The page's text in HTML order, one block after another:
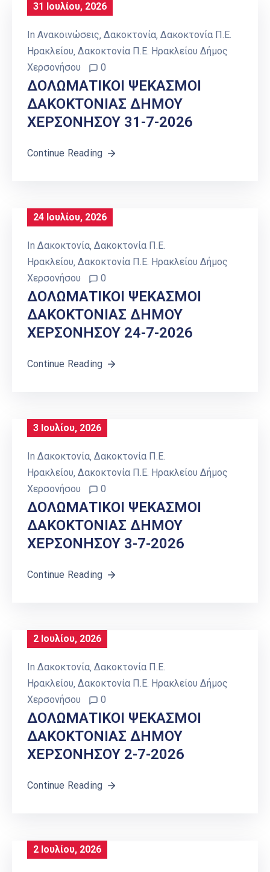
31 Ιουλίου, 2026
In Ανακοινώσεις‚ Δακοκτονία‚ Δακοκτονία Π.Ε.
Ηρακλείου‚ Δακοκτονία Π.Ε. Ηρακλείου Δήμος
Χερσονήσου
0
ΔΟΛΩΜΑΤΙΚΟΙ ΨΕΚΑΣΜΟΙ
ΔΑΚΟΚΤΟΝΙΑΣ ΔΗΜΟΥ
ΧΕΡΣΟΝΗΣΟΥ 31-7-2026
Continue Reading
24 Ιουλίου, 2026
In Δακοκτονία‚ Δακοκτονία Π.Ε.
Ηρακλείου‚ Δακοκτονία Π.Ε. Ηρακλείου Δήμος
Χερσονήσου
0
ΔΟΛΩΜΑΤΙΚΟΙ ΨΕΚΑΣΜΟΙ
ΔΑΚΟΚΤΟΝΙΑΣ ΔΗΜΟΥ
ΧΕΡΣΟΝΗΣΟΥ 24-7-2026
Continue Reading
3 Ιουλίου, 2026
In Δακοκτονία‚ Δακοκτονία Π.Ε.
Ηρακλείου‚ Δακοκτονία Π.Ε. Ηρακλείου Δήμος
Χερσονήσου
0
ΔΟΛΩΜΑΤΙΚΟΙ ΨΕΚΑΣΜΟΙ
ΔΑΚΟΚΤΟΝΙΑΣ ΔΗΜΟΥ
ΧΕΡΣΟΝΗΣΟΥ 3-7-2026
Continue Reading
2 Ιουλίου, 2026
In Δακοκτονία‚ Δακοκτονία Π.Ε.
Ηρακλείου‚ Δακοκτονία Π.Ε. Ηρακλείου Δήμος
Χερσονήσου
0
ΔΟΛΩΜΑΤΙΚΟΙ ΨΕΚΑΣΜΟΙ
ΔΑΚΟΚΤΟΝΙΑΣ ΔΗΜΟΥ
ΧΕΡΣΟΝΗΣΟΥ 2-7-2026
Continue Reading
2 Ιουλίου, 2026